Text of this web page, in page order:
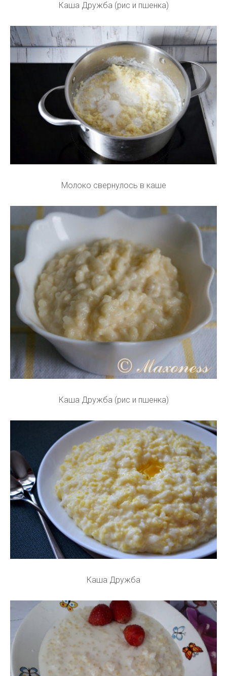
Каша Дружба (рис и пшенка)
Молоко свернулось в каше
Каша Дружба (рис и пшенка)
Каша Дружба